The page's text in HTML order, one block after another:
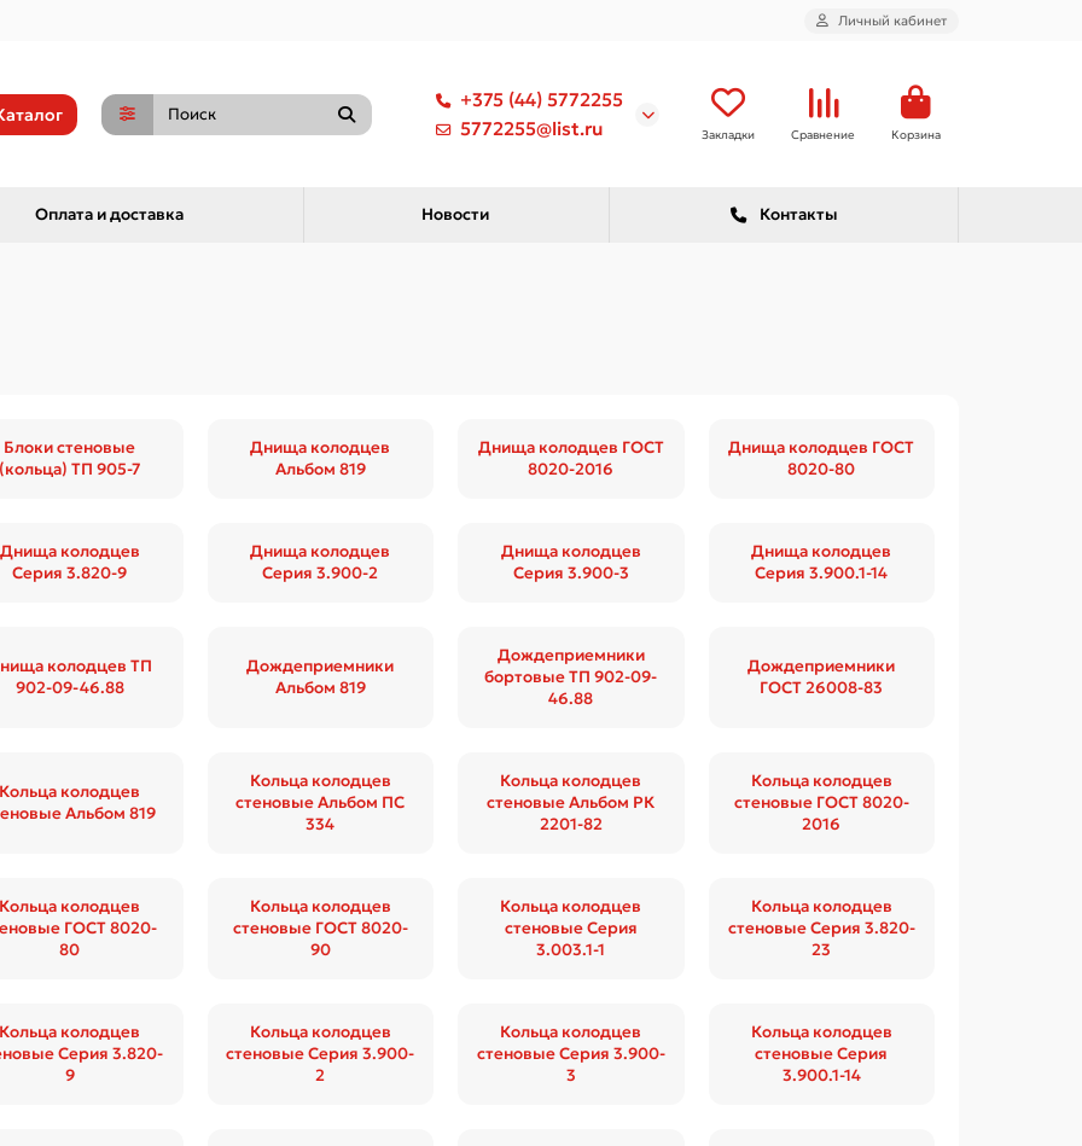
Личный кабинет
+375 (44) 5772255
5772255@list.ru
Закладки Сравнение Корзина
Оплата и доставка Новости Контакты
Блоки стеновые
(кольца) ТП 905-7
Днища колодцев
Альбом 819
Днища колодцев ГОСТ
8020-2016
Днища колодцев ГОСТ
8020-80
Днища колодцев
Серия 3.820-9
Днища колодцев
Серия 3.900-2
Днища колодцев
Серия 3.900-3
Днища колодцев
Серия 3.900.1-14
колодцев ТП
902-09-46.88
Дождеприемники
Альбом 819
Дождеприемники
бортовые ТП 902-09-
46.88
Дождеприемники
ГОСТ 26008-83
Кольца колодцев
Альбом 819
Кольца колодцев
стеновые Альбом ПС
334
Кольца колодцев
стеновые Альбом РК
2201-82
Кольца колодцев
стеновые ГОСТ 8020-
2016
Кольца колодцев
ГОСТ 8020-
80
Кольца колодцев
стеновые ГОСТ 8020-
90
Кольца колодцев
стеновые Серия
3.003.1-1
Кольца колодцев
стеновые Серия 3.820-
23
Кольца колодцев
Серия 3.820-
9
Кольца колодцев
стеновые Серия 3.900-
2
Кольца колодцев
стеновые Серия 3.900-
3
Кольца колодцев
стеновые Серия
3.900.1-14